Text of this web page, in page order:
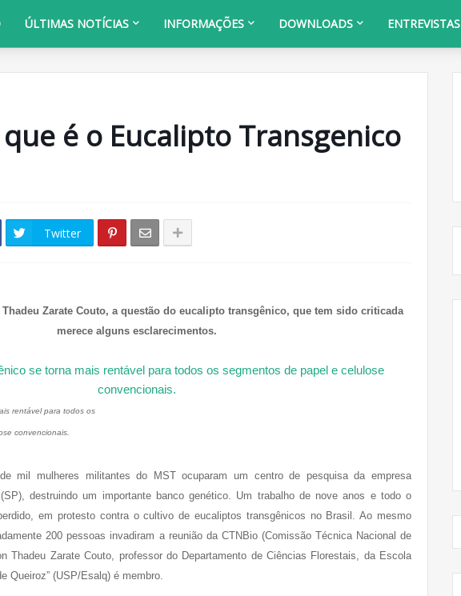
ÚLTIMAS NOTÍCIAS INFORMAÇÕES DOWNLOADS ENTREVISTAS
é o Eucalipto Transgenico
Twitter
Zarate Couto, a questão do eucalipto transgênico, que tem sido criticada
merece alguns esclarecimentos.
rentável para todos os
convencionais.
mil mulheres militantes do MST ocuparam um centro de pesquisa da empresa
destruindo um importante banco genético. Um trabalho de nove anos e todo o
em protesto contra o cultivo de eucaliptos transgênicos no Brasil. Ao mesmo
200 pessoas invadiram a reunião da CTNBio (Comissão Técnica Nacional de
Thadeu Zarate Couto, professor do Departamento de Ciências Florestais, da Escola
Queiroz” (USP/Esalq) é membro.